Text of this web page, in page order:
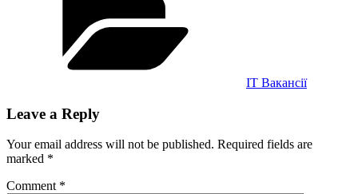
IT Вакансії
Leave a Reply
Your email address will not be published. Required fields are
marked *
Comment *